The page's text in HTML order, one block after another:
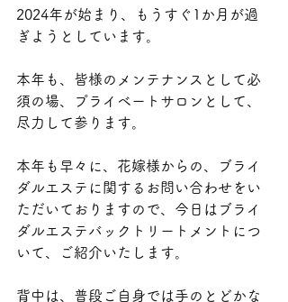
2024年が始まり、もうすぐ1か月が過
ぎようとしています。
本年も、皆様のメンテナンスとして必
須の場、プライベートサロンとして、
尽力して参ります。
本年も早々に、花嫁様からの、ブライ
ダルエステに関するお問い合わせをい
ただいておりますので、今日はブライ
ダルエステバックトリートメントにつ
いて、ご紹介いたします。
背中は、普段ご自身では手のとどかな